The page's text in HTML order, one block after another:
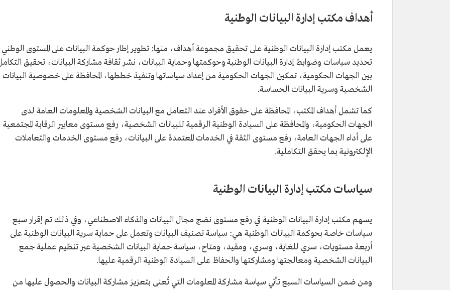
أهداف مكتب إدارة البيانات الوطنية
يعمل مكتب إدارة البيانات الوطنية على تحقيق مجموعة أهداف، منها: تطوير إطار حوكمة البيانات على المستوى
تحديد سياسات وضوابط إدارة البيانات الوطنية وحوكمتها وحماية البيانات، نشر ثقافة مشاركة البيانات، تحقيق
بين الجهات الحكومية، تمكين الجهات الحكومية من إعداد سياساتها وتنفيذ خططها، المحافظة على خصوصية البيانات
الشخصية وسرية البيانات الحساسة.
كما تشمل أهداف المكتب، المحافظة على حقوق الأفراد عند التعامل مع البيانات الشخصية والمعلومات العامة لدى
الجهات الحكومية، والمحافظة على السيادة الوطنية الرقمية للبيانات الشخصية، رفع مستوى معايير الرقابة المجتمعية
على أداء الجهات العامة، رفع مستوى الثقة في الخدمات المعتمدة على البيانات، رفع مستوى الخدمات والتعاملات
الإلكترونية بما يحقق التكاملية.
سياسات مكتب إدارة البيانات الوطنية
يسهم مكتب إدارة البيانات الوطنية في رفع مستوى نضج مجال البيانات والذكاء الاصطناعـي، وفي ذلك تم إقرار سبع
سياسات خاصـة بحوكمة البيانات الوطنية هي: سياسة تصنيف البيانات وتعمل على حماية سرية البيانات الوطنية على
أربعة مستويات، سري للغاية، وسري، ومقيد، ومتاح، سياسة حماية البيانات الشخصية عبر تنظيم عملية جمع
البيانات الشخصية ومعالجتها ومشاركتها والحفاظ علـى السيادة الوطنية الرقمية عليها.
ومن ضمن السياسات السبع تأتي سياسة مشاركة المعلومات التي تُعنى بتعزيز مشاركة البيانات والحصول عليها من